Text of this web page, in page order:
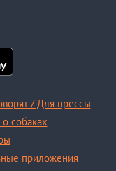
/ Для прессы
собаках
приложения